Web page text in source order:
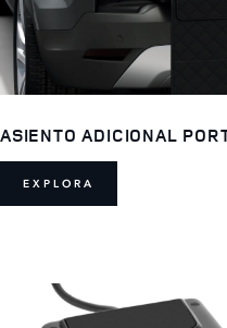
ASIENTO ADICIONAL
EXPLORA